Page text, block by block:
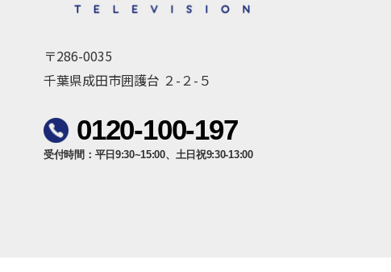
〒286-0035
千葉県成田市囲護台 ２-２-５
0120-100-197
受付時間：平日9:30~15:00、土日祝9:30-13:00